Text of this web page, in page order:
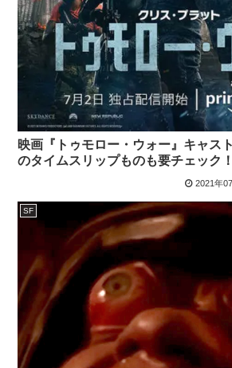
映画『トゥモロー・ウォー』キャス
のタイムスリップものも要チェック！
2021年
SF